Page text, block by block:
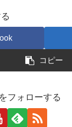
コピー
フォローする